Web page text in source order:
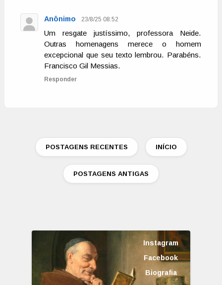
Anônimo 23/8/25 08:52
Um resgate justíssimo, professora Neide.
Outras homenagens merece o homem
excepcional que seu texto lembrou. Parabéns.
Francisco Gil Messias.
Responder
POSTAGENS RECENTES INÍCIO
POSTAGENS ANTIGAS
Instagram
Facebook
Biografia